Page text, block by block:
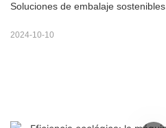
Soluciones de embalaje
2024-10-10